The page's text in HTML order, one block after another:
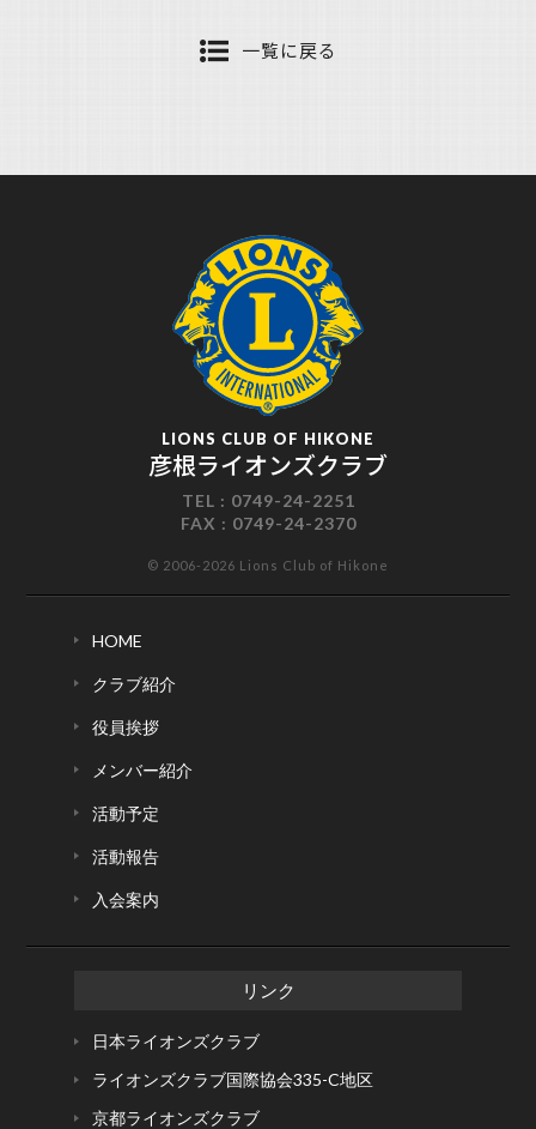
一覧に戻る
LIONS CLUB OF HIKONE
彦根ライオンズクラブ
TEL : 0749-24-2251
FAX : 0749-24-2370
© 2006-2026 Lions Club of Hikone
HOME
クラブ紹介
役員挨拶
メンバー紹介
活動予定
活動報告
入会案内
リンク
日本ライオンズクラブ
ライオンズクラブ国際協会335-C地区
京都ライオンズクラブ